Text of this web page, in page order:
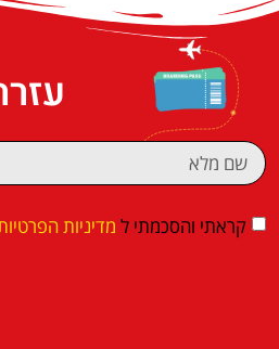
קראתי והסכמתי ל מדיניות